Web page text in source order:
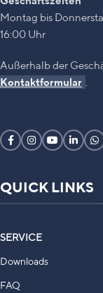
Montag bis
16:00 Uhr
Außerhalb der
Kontaktformular
QUICK LINKS
SERVICE
Downloads
FAQ